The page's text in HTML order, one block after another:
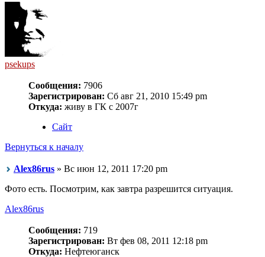
psekups
Сообщения: 7906
Зарегистрирован: Сб авг 21, 2010 15:49 pm
Откуда: живу в ГК с 2007г
Сайт
Вернуться к началу
Alex86rus » Вс июн 12, 2011 17:20 pm
Фото есть. Посмотрим, как завтра разрешится ситуация.
Alex86rus
Сообщения: 719
Зарегистрирован: Вт фев 08, 2011 12:18 pm
Откуда: Нефтеюганск